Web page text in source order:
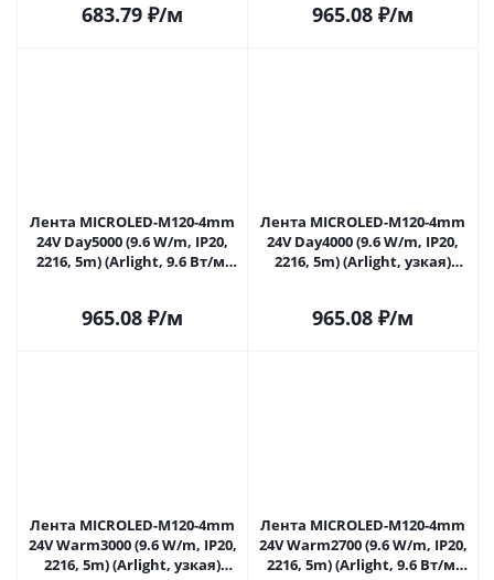
683.79 ₽/м 965.08 ₽/м
Лента MICROLED-M120-4mm
24V Day5000 (9.6 W/m, IP20,
2216, 5m) (Arlight, 9.6 Вт/м,
965.08 ₽/м
Лента MICROLED-M120-4mm
24V Day4000 (9.6 W/m, IP20,
2216, 5m) (Arlight, узкая)
965.08 ₽/м
Лента MICROLED-M120-4mm
24V Warm3000 (9.6 W/m, IP20,
2216, 5m) (Arlight, узкая)
Лента MICROLED-M120-4mm
24V Warm2700 (9.6 W/m, IP20,
2216, 5m) (Arlight, 9.6 Вт/м,